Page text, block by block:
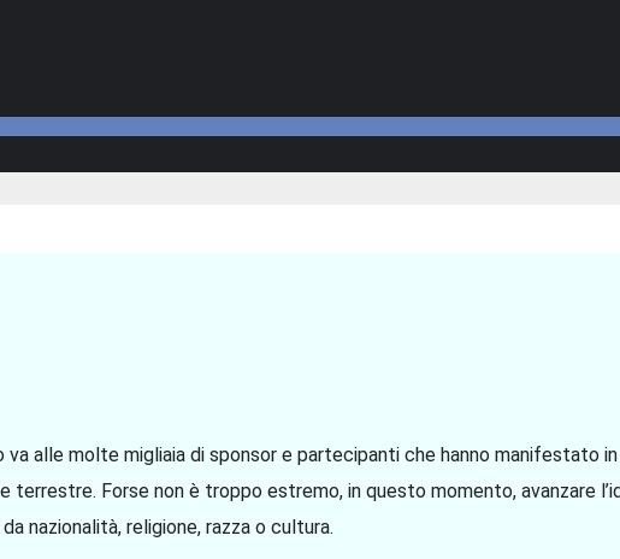
va alle molte migliaia di sponsor e partecipanti che hanno manifestato
Forse non è troppo estremo, in questo momento, avanzare
nazionalità, religione, razza o cultura.